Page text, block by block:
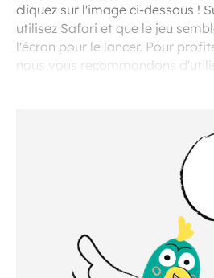
cliquez sur l'image ci-dessous !
utilisez Safari et que le jeu
l'écran pour le lancer. Pour
nous vous recommandons